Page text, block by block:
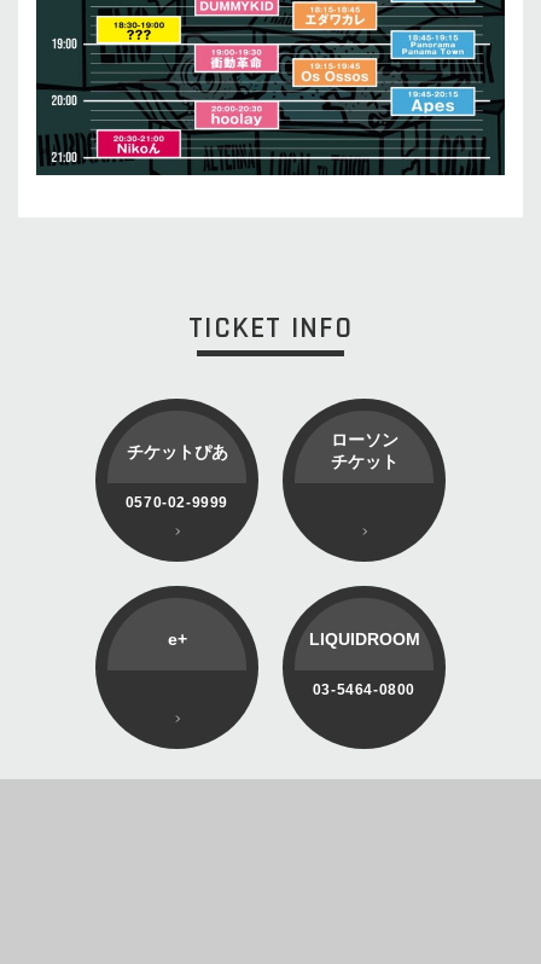
TICKET INFO
チケットぴあ
0570-02-9999
ローソン
チケット
e+ LIQUIDROOM
03-5464-0800